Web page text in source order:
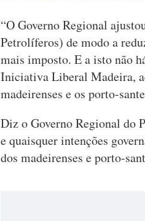
“O Governo Regional
Petrolíferos) de modo a
mais imposto. E a isto não
Iniciativa Liberal Madeira,
madeirenses e os porto-
Diz o Governo Regional do
e quaisquer intenções
dos madeirenses e porto-